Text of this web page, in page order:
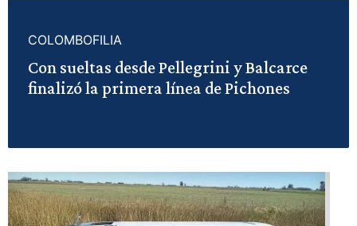
COLOMBOFILIA
Con sueltas desde Pellegrini y Balcarce
finalizó la primera línea de Pichones